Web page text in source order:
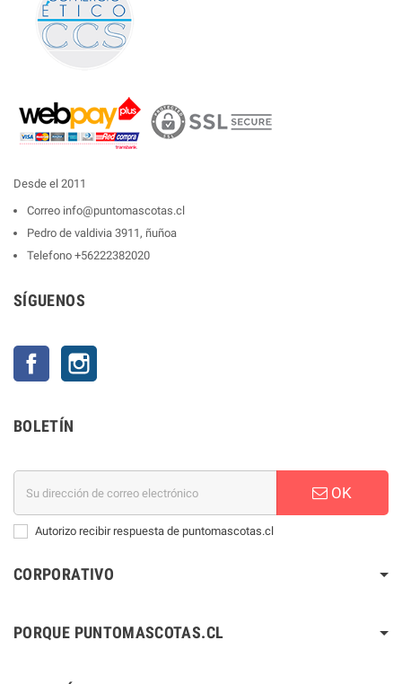
Desde el 2011
Correo info@puntomascotas.cl
Pedro de valdivia 3911, ñuñoa
Telefono +56222382020
SÍGUENOS
Facebook
BOLETÍN
OK
Autorizo recibir respuesta de puntomascotas.cl
CORPORATIVO
PORQUE PUNTOMASCOTAS.CL